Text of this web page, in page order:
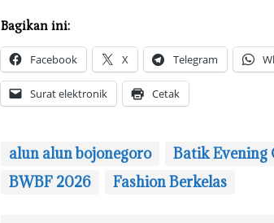
Bagikan ini:
Facebook X Telegram
Surat elektronik Cetak
alun alun bojonegoro
Batik Evening
BWBF 2026
Fashion Berkelas